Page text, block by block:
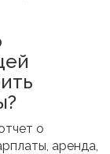
о
аренда,